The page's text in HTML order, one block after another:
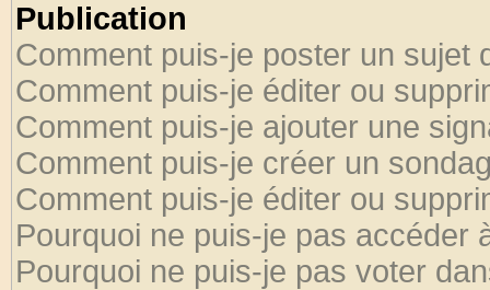
Publication
Comment puis-je poster un sujet
Comment puis-je éditer ou
Comment puis-je ajouter une
Comment puis-je créer un
Comment puis-je éditer ou
Pourquoi ne puis-je pas accéder
Pourquoi ne puis-je pas voter